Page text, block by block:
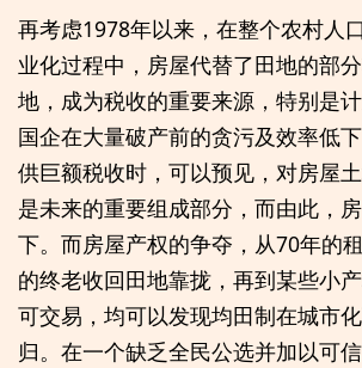
再考虑1978年以来，在整个农村人
业化过程中，房屋代替了田地的部
地，成为税收的重要来源，特别是
国企在大量破产前的贪污及效率低
供巨额税收时，可以预见，对房屋
是未来的重要组成部分，而由此，
下。而房屋产权的争夺，从70年的
的终老收回田地靠拢，再到某些小
可交易，均可以发现均田制在城市
归。在一个缺乏全民公选并加以可